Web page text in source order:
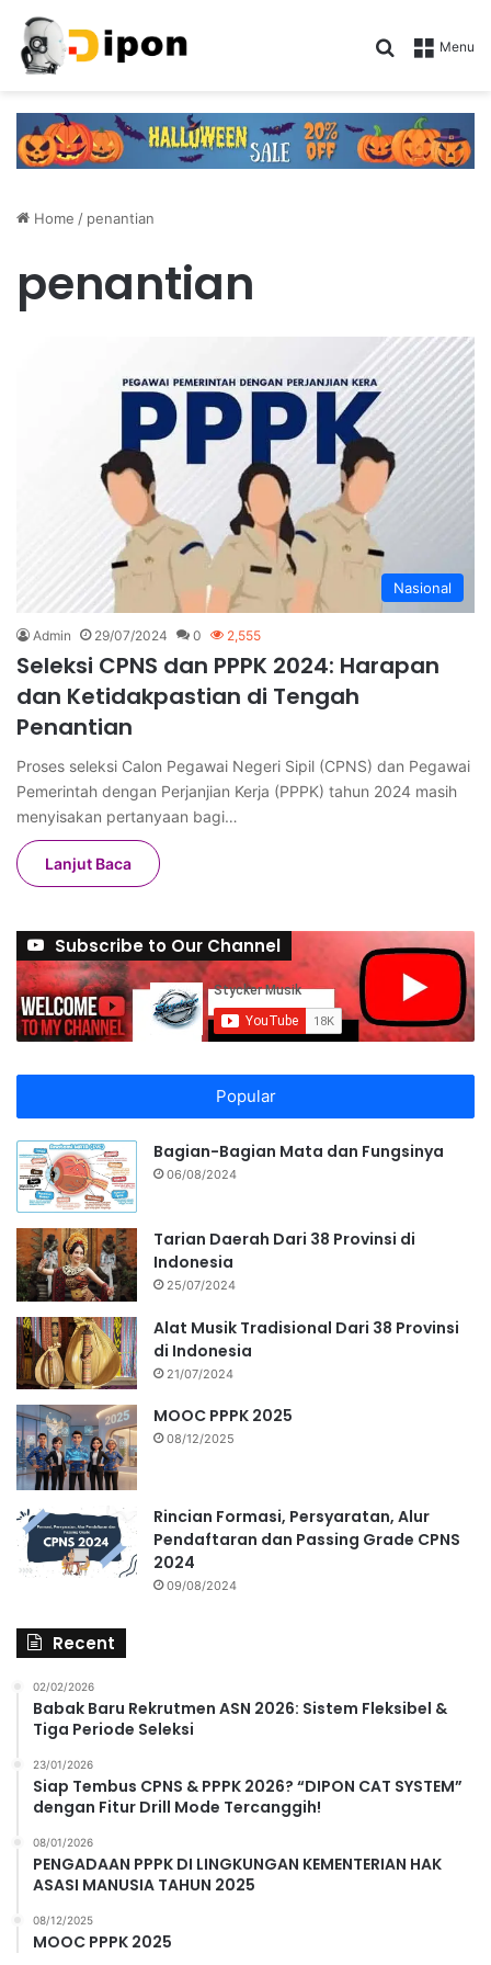
Menu
Search for
Home / penantian
penantian
Nasional
Admin 29/07/2024 0 2,555
Seleksi CPNS dan PPPK 2024: Harapan
dan Ketidakpastian di Tengah
Penantian
Proses seleksi Calon Pegawai Negeri Sipil (CPNS) dan Pegawai
Pemerintah dengan Perjanjian Kerja (PPPK) tahun 2024 masih
menyisakan pertanyaan bagi…
Lanjut Baca
Subscribe to Our Channel
Popular
Bagian-Bagian Mata dan Fungsinya
06/08/2024
Tarian Daerah Dari 38 Provinsi di
Indonesia
25/07/2024
Alat Musik Tradisional Dari 38 Provinsi
di Indonesia
21/07/2024
MOOC PPPK 2025
08/12/2025
Rincian Formasi, Persyaratan, Alur
Pendaftaran dan Passing Grade CPNS
2024
09/08/2024
Recent
02/02/2026
Babak Baru Rekrutmen ASN 2026: Sistem Fleksibel &
Tiga Periode Seleksi
23/01/2026
Siap Tembus CPNS & PPPK 2026? “DIPON CAT SYSTEM”
dengan Fitur Drill Mode Tercanggih!
08/01/2026
PENGADAAN PPPK DI LINGKUNGAN KEMENTERIAN HAK
ASASI MANUSIA TAHUN 2025
08/12/2025
MOOC PPPK 2025